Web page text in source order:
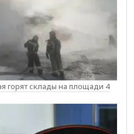
горят склады на площади 4